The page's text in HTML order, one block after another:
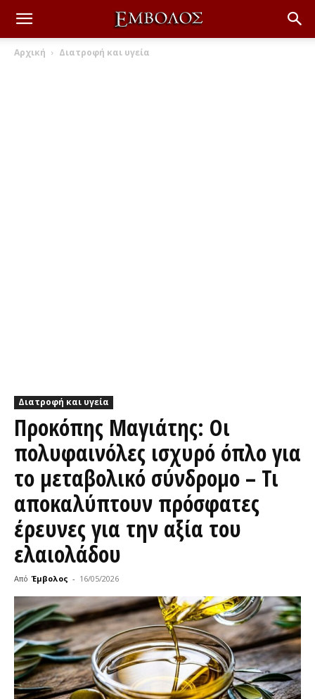
Αρχική Διατροφή και υγεία
Διατροφή και υγεία
Προκόπης Μαγιάτης: Οι
πολυφαινόλες ισχυρό όπλο για
το μεταβολικό σύνδρομο – Τι
αποκαλύπτουν πρόσφατες
έρευνες για την αξία του
ελαιολάδου
Από Έμβολος - 16/05/2026